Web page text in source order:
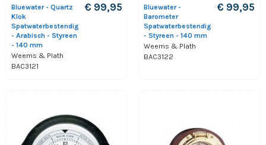
Bluewater - Quartz
Klok
Spatwaterbestendig
- Arabisch - Styreen
- 140 mm
Weems & Plath
BAC3121
€ 99,95
Bluewater -
Barometer
Spatwaterbestendig
- Styreen - 140 mm
Weems & Plath
BAC3122
€ 99,95